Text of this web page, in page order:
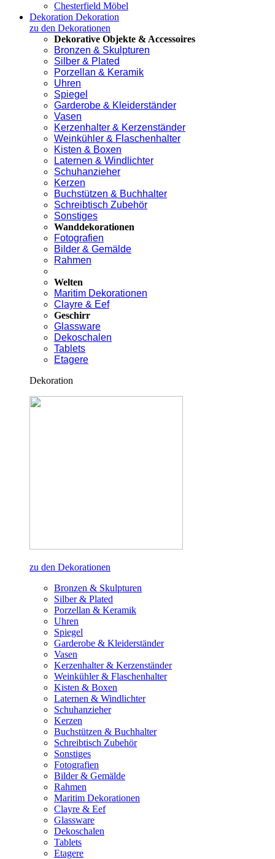
Chesterfield Möbel
Dekoration Dekoration
zu den Dekorationen
Dekorative Objekte & Accessoires
Bronzen & Skulpturen
Silber & Plated
Porzellan & Keramik
Uhren
Spiegel
Garderobe & Kleiderständer
Vasen
Kerzenhalter & Kerzenständer
Weinkühler & Flaschenhalter
Kisten & Boxen
Laternen & Windlichter
Schuhanzieher
Kerzen
Buchstützen & Buchhalter
Schreibtisch Zubehör
Sonstiges
Wanddekorationen
Fotografien
Bilder & Gemälde
Rahmen
Welten
Maritim Dekorationen
Clayre & Eef
Geschirr
Glassware
Dekoschalen
Tablets
Etagere
Dekoration
zu den Dekorationen
Bronzen & Skulpturen
Silber & Plated
Porzellan & Keramik
Uhren
Spiegel
Garderobe & Kleiderständer
Vasen
Kerzenhalter & Kerzenständer
Weinkühler & Flaschenhalter
Kisten & Boxen
Laternen & Windlichter
Schuhanzieher
Kerzen
Buchstützen & Buchhalter
Schreibtisch Zubehör
Sonstiges
Fotografien
Bilder & Gemälde
Rahmen
Maritim Dekorationen
Clayre & Eef
Glassware
Dekoschalen
Tablets
Etagere